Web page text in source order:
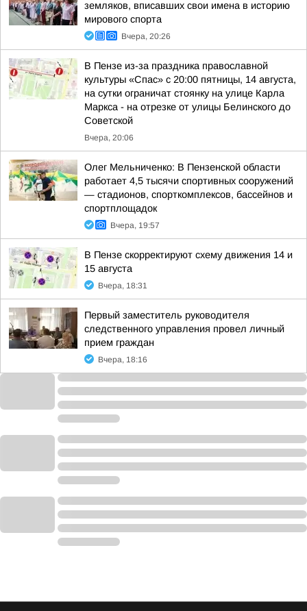
земляков, вписавших свои имена в историю
мирового спорта
Вчера, 20:26
В Пензе из-за праздника православной
культуры «Спас» с 20:00 пятницы, 14 августа,
на сутки ограничат стоянку на улице Карла
Маркса - на отрезке от улицы Белинского до
Советской
Вчера, 20:06
Олег Мельниченко: В Пензенской области
работает 4,5 тысячи спортивных сооружений
— стадионов, спорткомплексов, бассейнов и
спортплощадок
Вчера, 19:57
В Пензе скорректируют схему движения 14 и
15 августа
Вчера, 18:31
Первый заместитель руководителя
следственного управления провел личный
прием граждан
Вчера, 18:16